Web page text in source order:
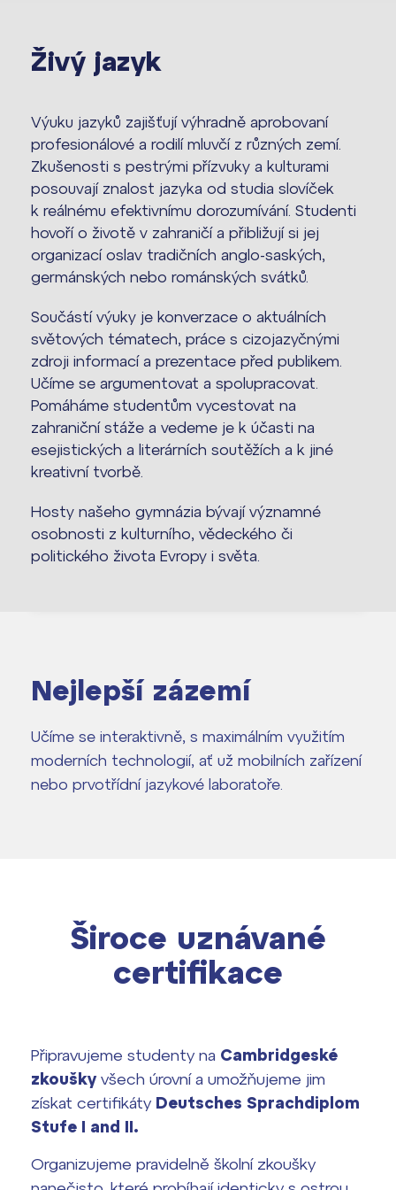
Živý jazyk
Výuku jazyků zajišťují výhradně aprobovaní
profesionálové a rodilí mluvčí z různých zemí.
Zkušenosti s pestrými přízvuky a kulturami
posouvají znalost jazyka od studia slovíček
k reálnému efektivnímu dorozumívání. Studenti
hovoří o životě v zahraničí a přibližují si jej
organizací oslav tradičních anglo-saských,
germánských nebo románských svátků.
Součástí výuky je konverzace o aktuálních
světových tématech, práce s cizojazyčnými
zdroji informací a prezentace před publikem.
Učíme se argumentovat a spolupracovat.
Pomáháme studentům vycestovat na
zahraniční stáže a vedeme je k účasti na
esejistických a literárních soutěžích a k jiné
kreativní tvorbě.
Hosty našeho gymnázia bývají významné
osobnosti z kulturního, vědeckého či
politického života Evropy i světa.
Nejlepší zázemí
Učíme se interaktivně, s maximálním využitím
moderních technologií, ať už mobilních zařízení
nebo prvotřídní jazykové laboratoře.
Široce uznávané
certifikace
Připravujeme studenty na Cambridgeské
zkoušky všech úrovní a umožňujeme jim
získat certifikáty Deutsches Sprachdiplom
Stufe I and II.
Organizujeme pravidelně školní zkoušky